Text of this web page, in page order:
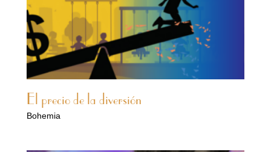
El precio de la diversión
Bohemia